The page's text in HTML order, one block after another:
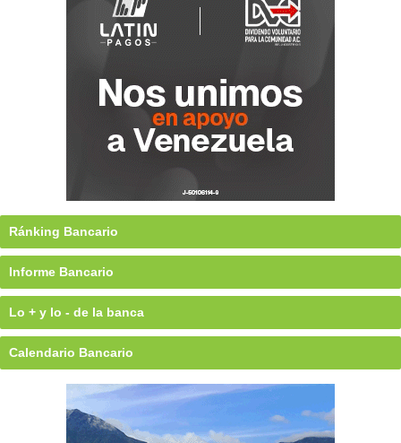
Ránking Bancario
Informe Bancario
Lo + y lo - de la banca
Calendario Bancario